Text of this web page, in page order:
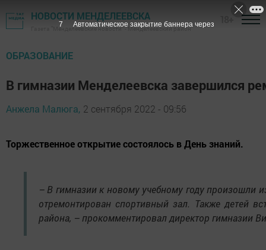
НОВОСТИ МЕНДЕЛЕЕВСКА
Газета "Менделеевские новости" - Менделеевский район
ОБРАЗОВАНИЕ
В гимназии Менделеевска завершился
Анжела Малюга, 2 сентября 2022 - 09:56
Торжественное открытие состоялось в День знаний.
– В гимназии к новому учебному году произошли
отремонтирован спортивный зал. Также детей
района, – прокомментировал директор гимназии
6 Автоматическое закрытие баннера через